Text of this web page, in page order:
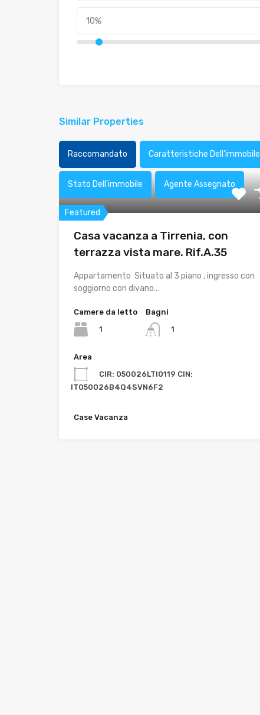
Similar Properties
Raccomandato Caratteristiche Dell'immobile
Stato Dell'immobile Agente Assegnato
Featured
Casa vacanza a Tirrenia, con
terrazza vista mare. Rif.A.35
Appartamento Situato al 3 piano , ingresso con
soggiorno con divano…
Camere da letto
1
Bagni
1
Area
CIR: 050026LTI0119 CIN:
IT050026B4Q4SVN6F2
Case Vacanza